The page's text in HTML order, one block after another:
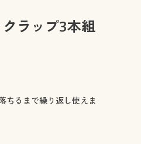
ース下着
制服
ラップ3本組
ちるまで繰り返し使えま